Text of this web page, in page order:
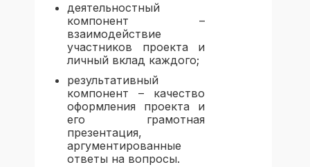
деятельностный
компонент –
взаимодействие
участников проекта и
личный вклад каждого;
результативный
компонент – качество
оформления проекта и
его грамотная
презентация,
аргументированные
ответы на вопросы.